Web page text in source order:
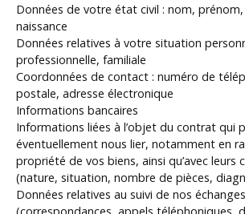
Données de votre état civil : nom,
naissance
Données relatives à votre situation
professionnelle, familiale
Coordonnées de contact : numéro de
postale, adresse électronique
Informations bancaires
Informations liées à l’objet du contrat qui
éventuellement nous lier, notamment en
propriété de vos biens, ainsi qu’avec leurs
(nature, situation, nombre de pièces,
Données relatives au suivi de nos échanges
(correspondances, appels téléphoniques,